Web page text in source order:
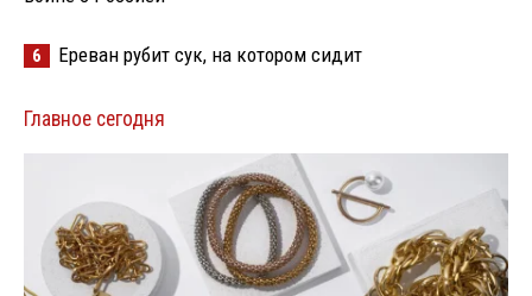
6 Ереван рубит сук, на котором сидит
Главное сегодня